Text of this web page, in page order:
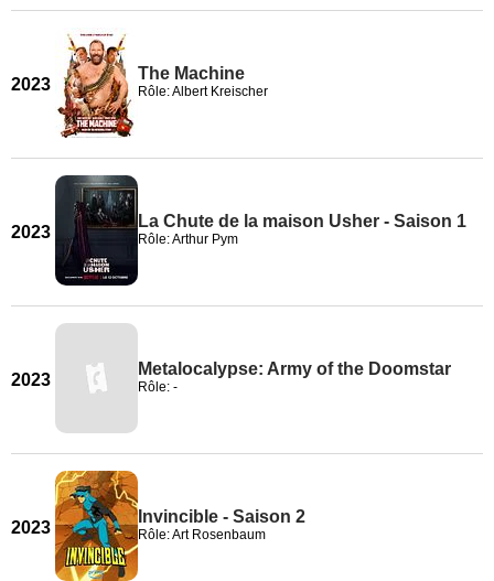
2023
The Machine
Rôle: Albert Kreischer
2023
La Chute de la maison Usher - Saison 1
Rôle: Arthur Pym
2023
Metalocalypse: Army of the Doomstar
Rôle: -
2023
Invincible - Saison 2
Rôle: Art Rosenbaum